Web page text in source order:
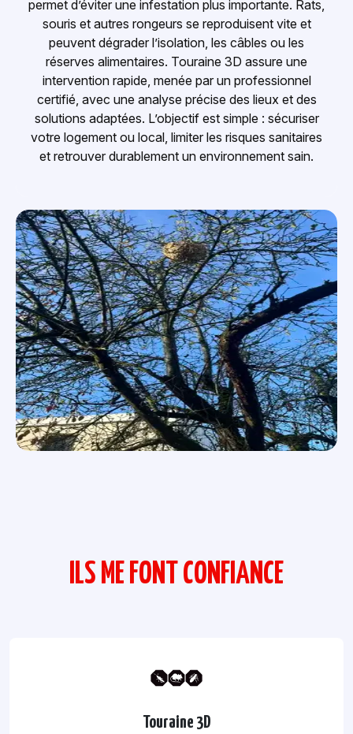
permet d’éviter une infestation plus importante. Rats,
souris et autres rongeurs se reproduisent vite et
peuvent dégrader l’isolation, les câbles ou les
réserves alimentaires. Touraine 3D assure une
intervention rapide, menée par un professionnel
certifié, avec une analyse précise des lieux et des
solutions adaptées. L’objectif est simple : sécuriser
votre logement ou local, limiter les risques sanitaires
et retrouver durablement un environnement sain.
ILS ME FONT CONFIANCE
Touraine 3D